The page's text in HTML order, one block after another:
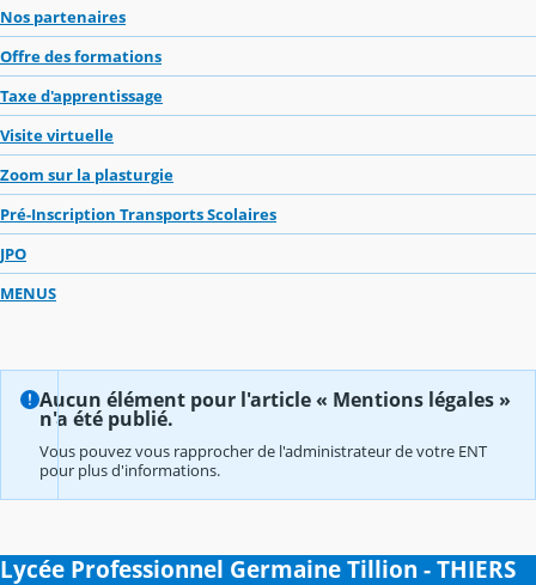
Nos partenaires
Offre des formations
Taxe d'apprentissage
Visite virtuelle
Zoom sur la plasturgie
Pré-Inscription Transports Scolaires
JPO
MENUS
Aucun élément pour l'article « Mentions légales »
n'a été publié.
Vous pouvez vous rapprocher de l'administrateur de votre ENT
pour plus d'informations.
Lycée Professionnel Germaine Tillion - THIERS